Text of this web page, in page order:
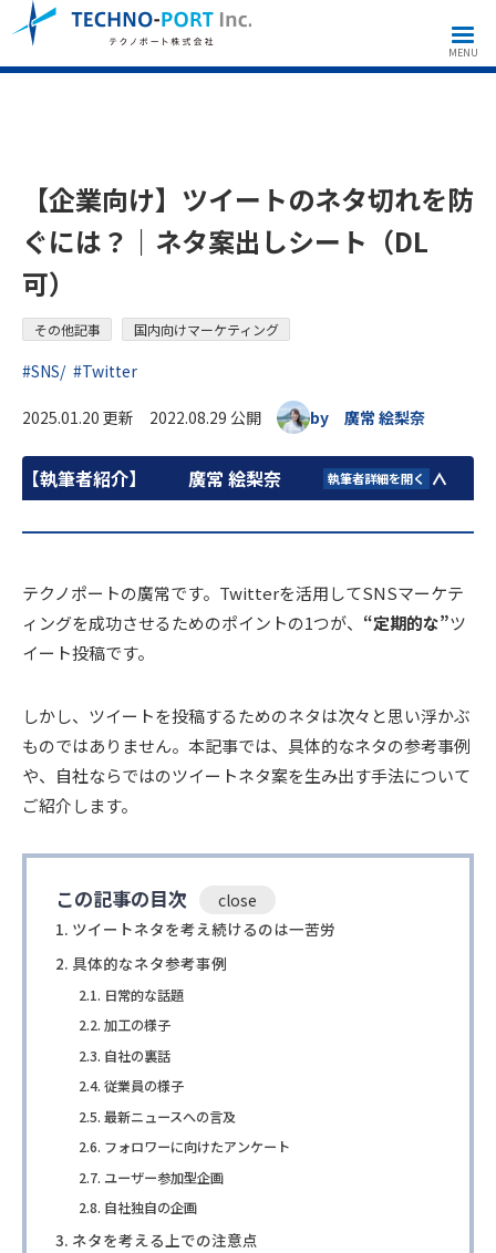
MENU
その他記事
【企業向け】ツイートのネタ切れを防
ぐには？｜ネタ案出しシート（DL
可）
その他記事 国内向けマーケティング
#SNS #Twitter
2025.01.20 更新 2022.08.29 公開 by 廣常 絵梨奈
【執筆者紹介】 廣常 絵梨奈 執筆者詳細を開く
テクノポートの廣常です。Twitterを活用してSNSマーケテ
ィングを成功させるためのポイントの1つが、 “定期的な”ツ
イート投稿です。
しかし、ツイートを投稿するためのネタは次々と思い浮かぶ
ものではありません。本記事では、具体的なネタの参考事例
や、自社ならではのツイートネタ案を生み出す手法について
ご紹介します。
この記事の目次
ツイートネタを考え続けるのは一苦労
具体的なネタ参考事例
日常的な話題
加工の様子
自社の裏話
従業員の様子
最新ニュースへの言及
フォロワーに向けたアンケート
ユーザー参加型企画
自社独自の企画
ネタを考える上での注意点